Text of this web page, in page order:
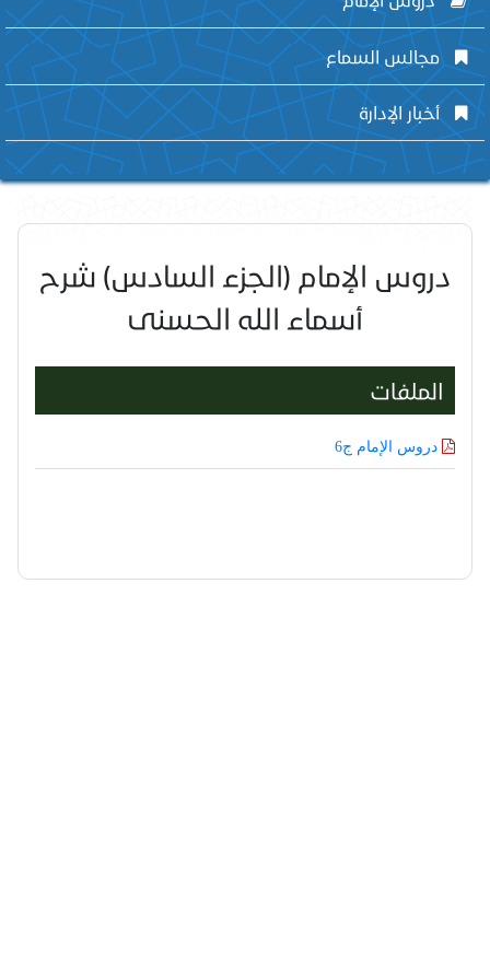
مجالس السماع
أخبار الإدارة
دروس الإمام (الجزء السادس) شرح
أسماء الله الحسنى
الملفات
دروس الإمام ج6